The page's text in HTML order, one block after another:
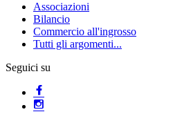
Associazioni
Bilancio
Commercio all'ingrosso
Tutti gli argomenti...
Seguici su